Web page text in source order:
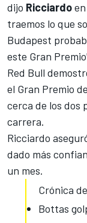
dijo Ricciardo
traemos lo que
Budapest
este Gran
Red Bull
el Gran Premio
cerca de los dos
carrera.
Ricciardo
dado más
un mes.
Crónica
Bottas